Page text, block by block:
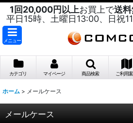
1回20,000円以上お買上で送
平日15時、土曜日13:00、日祝
メニュー
カテゴリ マイページ 商品検索 ご利用
ホーム > メールケース
メールケース